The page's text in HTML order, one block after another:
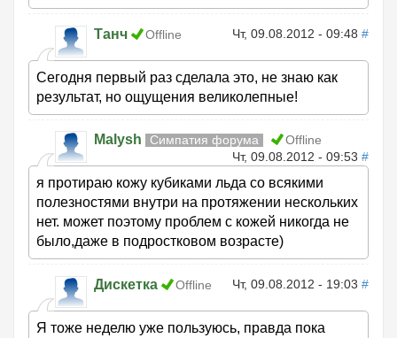
Танч Offline Чт, 09.08.2012 - 09:48 #
Сегодня первый раз сделала это, не знаю как
результат, но ощущения великолепные!
Malysh Симпатия форума
Offline
Чт, 09.08.2012 - 09:53 #
я протираю кожу кубиками льда со всякими
полезностями внутри на протяжении нескольких
нет. может поэтому проблем с кожей никогда не
было,даже в подростковом возрасте)
Дискетка Offline Чт, 09.08.2012 - 19:03 #
Я тоже неделю уже пользуюсь, правда пока